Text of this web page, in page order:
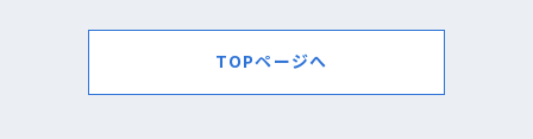
TOPページへ